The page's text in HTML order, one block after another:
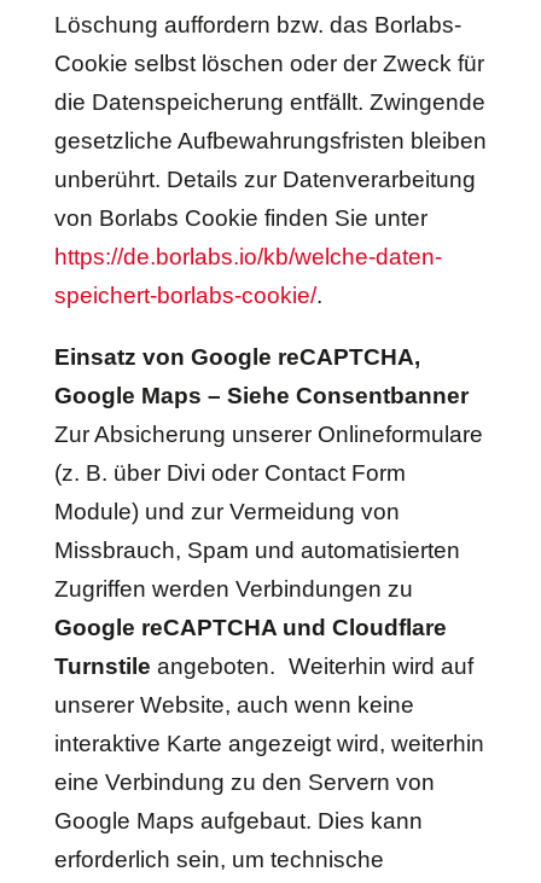
Löschung auffordern bzw. das Borlabs-
Cookie selbst löschen oder der Zweck für
die Datenspeicherung entfällt. Zwingende
gesetzliche Aufbewahrungsfristen bleiben
unberührt. Details zur Datenverarbeitung
von Borlabs Cookie finden Sie unter
https://de.borlabs.io/kb/welche-daten-
speichert-borlabs-cookie/.
Einsatz von Google reCAPTCHA,
Google Maps – Siehe Consentbanner
Zur Absicherung unserer Onlineformulare
(z. B. über Divi oder Contact Form
Module) und zur Vermeidung von
Missbrauch, Spam und automatisierten
Zugriffen werden Verbindungen zu
Google reCAPTCHA und Cloudflare
Turnstile angeboten. Weiterhin wird auf
unserer Website, auch wenn keine
interaktive Karte angezeigt wird, weiterhin
eine Verbindung zu den Servern von
Google Maps aufgebaut. Dies kann
erforderlich sein, um technische